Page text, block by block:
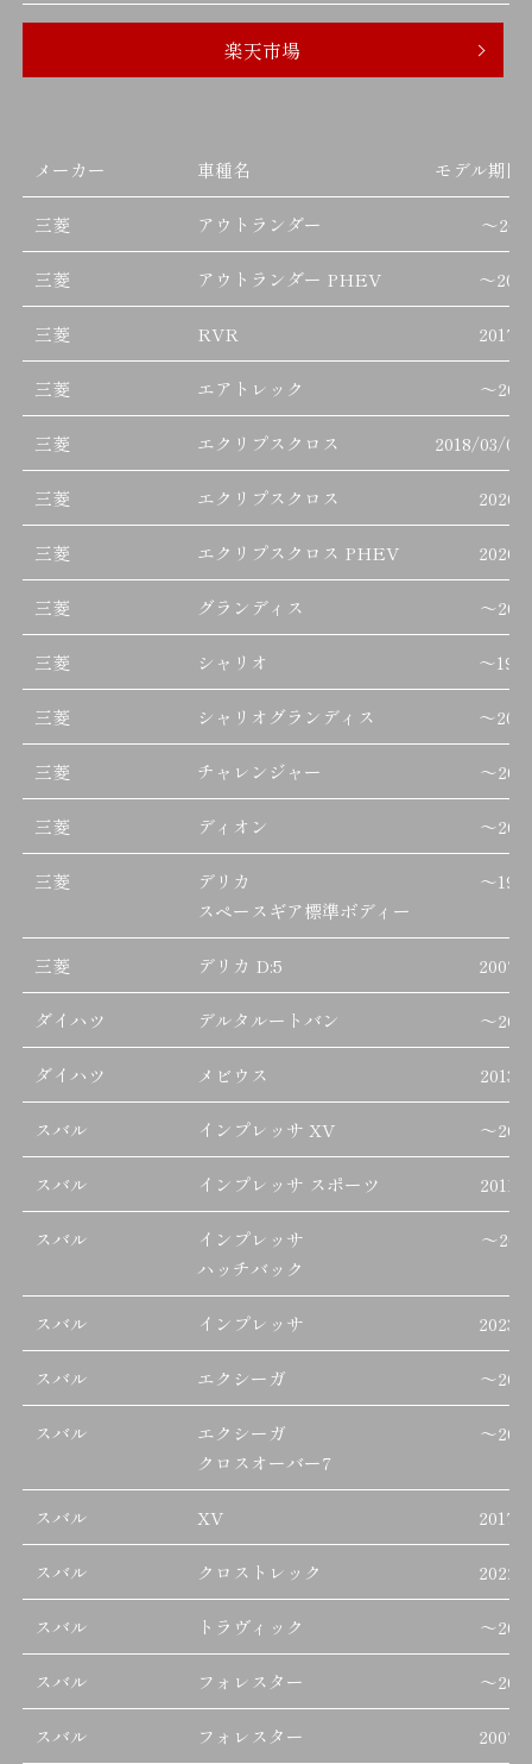
楽天市場
メーカー 車種名 モデル期間
三菱 アウトランダー ～
三菱 アウトランダー PHEV ～
三菱 RVR 2017/
三菱 エアトレック ～
三菱 エクリプスクロス 2018/03/01
三菱 エクリプスクロス 2020/
三菱 エクリプスクロス PHEV 2020/
三菱 グランディス ～
三菱 シャリオ ～
三菱 シャリオグランディス ～
三菱 チャレンジャー ～
三菱 ディオン ～
三菱
デリカ
スペースギア標準ボディー
～
三菱 デリカ D:5 2007/
ダイハツ デルタルートバン ～
ダイハツ メビウス 2013/
スバル インプレッサ XV ～
スバル インプレッサ スポーツ 2011/
スバル
インプレッサ
ハッチバック
～
スバル インプレッサ 2023/
スバル エクシーガ ～
スバル
エクシーガ
クロスオーバー7
～
スバル XV 2017/
スバル クロストレック 2022/
スバル トラヴィック ～
スバル フォレスター ～
スバル フォレスター 2007/